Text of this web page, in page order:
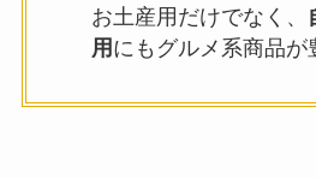
お土産用だけでなく、
用 にもグルメ系商品が